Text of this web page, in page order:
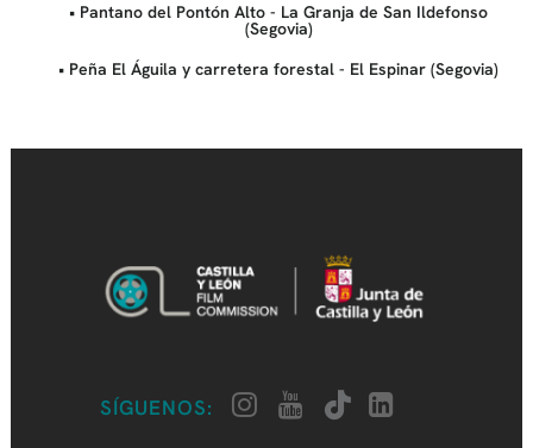
• Pantano del Pontón Alto - La Granja de San Ildefonso
(Segovia)
• Peña El Águila y carretera forestal - El Espinar (Segovia)
SÍGUENOS: